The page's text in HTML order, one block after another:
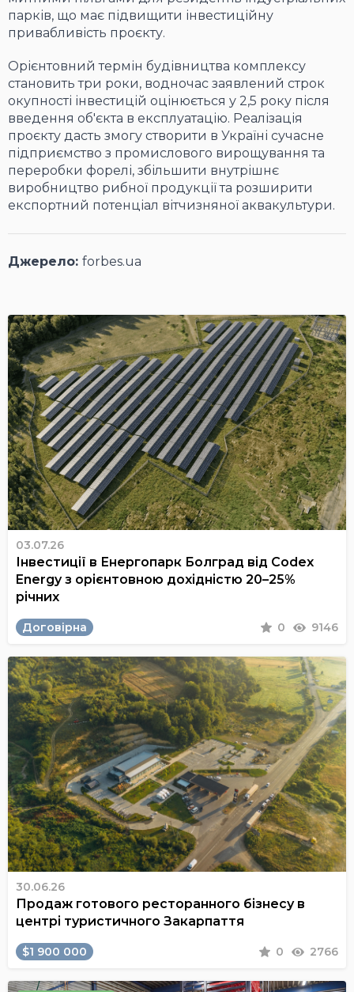
парків, що має підвищити інвестиційну
привабливість проєкту.
Орієнтовний термін будівництва комплексу
становить три роки, водночас заявлений строк
окупності інвестицій оцінюється у 2,5 року після
введення об'єкта в експлуатацію. Реалізація
проєкту дасть змогу створити в Україні сучасне
підприємство з промислового вирощування та
переробки форелі, збільшити внутрішнє
виробництво рибної продукції та розширити
експортний потенціал вітчизняної аквакультури.
Джерело: forbes.ua
03.07.26
Інвестиції в Енергопарк Болград від Codex
Energy з орієнтовною дохідністю 20–25%
річних
Договірна 0 9146
30.06.26
Продаж готового ресторанного бізнесу в
центрі туристичного Закарпаття
$1 900 000 0 2766